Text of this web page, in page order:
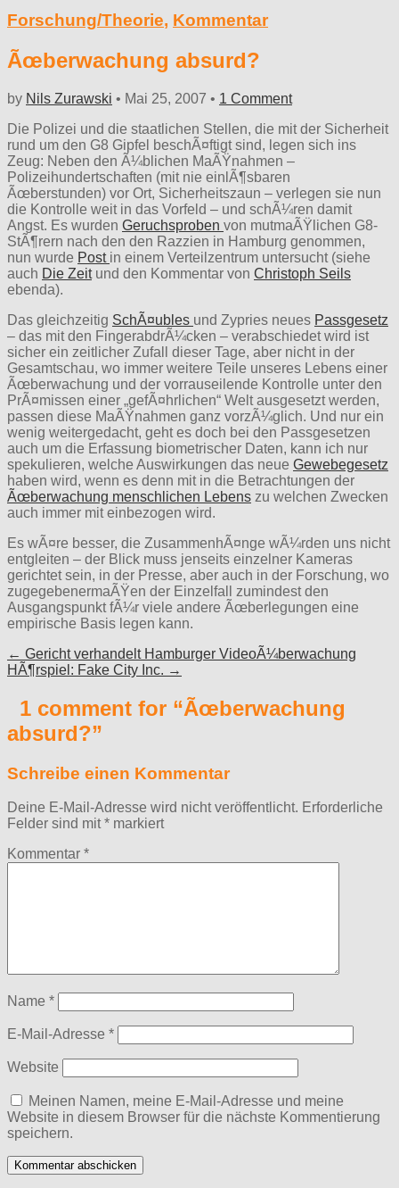
Forschung/Theorie, Kommentar
Ãœberwachung absurd?
by Nils Zurawski • Mai 25, 2007 • 1 Comment
Die Polizei und die staatlichen Stellen, die mit der Sicherheit
rund um den G8 Gipfel beschÃ¤ftigt sind, legen sich ins
Zeug: Neben den Ã¼blichen MaÃŸnahmen –
Polizeihundertschaften (mit nie einlÃ¶sbaren
Ãœberstunden) vor Ort, Sicherheitszaun – verlegen sie nun
die Kontrolle weit in das Vorfeld – und schÃ¼ren damit
Angst. Es wurden Geruchsproben von mutmaÃŸlichen G8-
StÃ¶rern nach den den Razzien in Hamburg genommen,
nun wurde Post in einem Verteilzentrum untersucht (siehe
auch Die Zeitund den Kommentar von Christoph Seils
ebenda).
Das gleichzeitig SchÃ¤ubles und Zypries neues Passgesetz
– das mit den FingerabdrÃ¼cken – verabschiedet wird ist
sicher ein zeitlicher Zufall dieser Tage, aber nicht in der
Gesamtschau, wo immer weitere Teile unseres Lebens einer
Ãœberwachung und der vorrauseilende Kontrolle unter den
PrÃ¤missen einer „gefÃ¤hrlichen“ Welt ausgesetzt werden,
passen diese MaÃŸnahmen ganz vorzÃ¼glich. Und nur ein
wenig weitergedacht, geht es doch bei den Passgesetzen
auch um die Erfassung biometrischer Daten, kann ich nur
spekulieren, welche Auswirkungen das neue Gewebegesetz
haben wird, wenn es denn mit in die Betrachtungen der
Ãœberwachung menschlichen Lebens zu welchen Zwecken
auch immer mit einbezogen wird.
Es wÃ¤re besser, die ZusammenhÃ¤nge wÃ¼rden uns nicht
entgleiten – der Blick muss jenseits einzelner Kameras
gerichtet sein, in der Presse, aber auch in der Forschung, wo
zugegebenermaÃŸen der Einzelfall zumindest den
Ausgangspunkt fÃ¼r viele andere Ãœberlegungen eine
empirische Basis legen kann.
Post
navigation
← Gericht verhandelt Hamburger VideoÃ¼berwachung
HÃ¶rspiel: Fake City Inc. →
1 comment for “Ãœberwachung
absurd?”
Schreibe einen Kommentar
Deine E-Mail-Adresse wird nicht veröffentlicht. Erforderliche
Felder sind mit* markiert
Kommentar *
Name *
E-Mail-Adresse *
Website
Meinen Namen, meine E-Mail-Adresse und meine
Website in diesem Browser für die nächste Kommentierung
speichern.